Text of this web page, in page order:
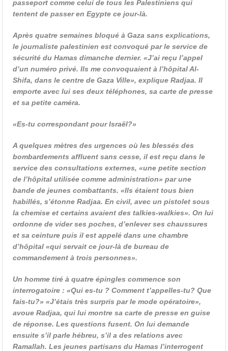
passeport comme celui de tous les Palestiniens qui
tentent de passer en Egypte ce jour-là.
Après quatre semaines bloqué à Gaza sans explications,
le journaliste palestinien est convoqué par le service de
sécurité du Hamas dimanche dernier. «J’ai reçu l’appel
d’un numéro privé. Ils me convoquaient à l’hôpital Al-
Shifa, dans le centre de Gaza Ville», explique Radjaa. Il
emporte avec lui ses deux téléphones, sa carte de presse
et sa petite caméra.
«Es-tu correspondant pour Israël?»
A quelques mètres des urgences où les blessés des
bombardements affluent sans cesse, il est reçu dans le
service des consultations externes, «une petite section
de l’hôpital utilisée comme administration» par une
bande de jeunes combattants. «Ils étaient tous bien
habillés, s’étonne Radjaa. En civil, avec un pistolet sous
la chemise et certains avaient des talkies-walkies». On lui
ordonne de vider ses poches, d’enlever ses chaussures
et sa ceinture puis il est appelé dans une chambre
d’hôpital «qui servait ce jour-là de bureau de
commandement à trois personnes».
Un homme tiré à quatre épingles commence son
interrogatoire : «Qui es-tu ? Comment t’appelles-tu? Que
fais-tu?» «J’étais très surpris par le mode opératoire»,
avoue Radjaa, qui lui montre sa carte de presse en guise
de réponse. Les questions fusent. On lui demande
ensuite s’il parle hébreu, s’il a des relations avec
Ramallah. Les jeunes partisans du Hamas l’interrogent